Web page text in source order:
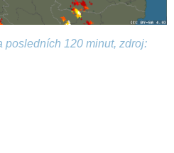
posledních 120 minut, zdroj: